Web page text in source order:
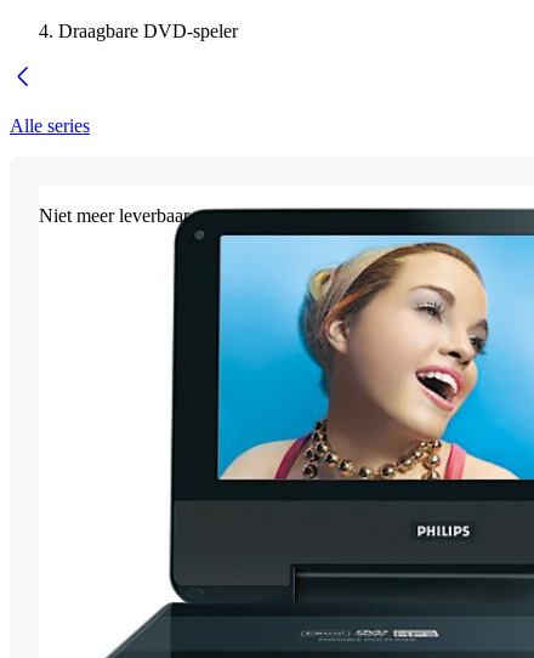
Draagbare DVD-speler
Alle series
Niet meer leverbaar